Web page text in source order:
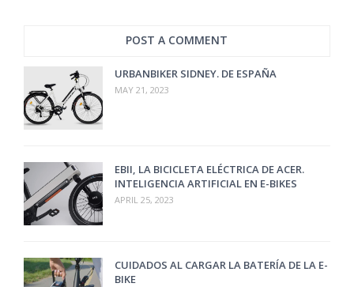
POST A COMMENT
URBANBIKER SIDNEY. DE ESPAÑA
MAY 21, 2023
EBII, LA BICICLETA ELÉCTRICA DE ACER.
INTELIGENCIA ARTIFICIAL EN E-BIKES
APRIL 25, 2023
CUIDADOS AL CARGAR LA BATERÍA DE LA E-
BIKE